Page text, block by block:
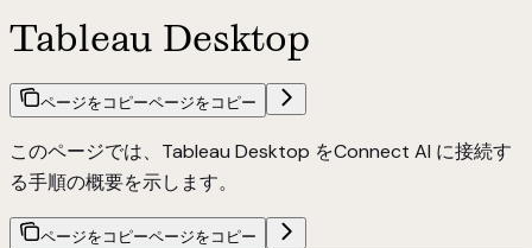
Tableau Desktop
ページをコピーページをコピー
このページでは、Tableau Desktop をConnect AI に接続す
る手順の概要を示します。
ページをコピーページをコピー